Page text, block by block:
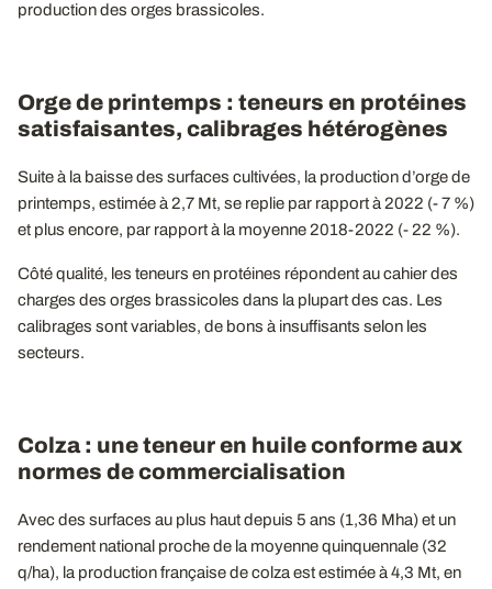
production des orges brassicoles.
Orge de printemps : teneurs en protéines
satisfaisantes, calibrages hétérogènes
Suite à la baisse des surfaces cultivées, la production d’orge de
printemps, estimée à 2,7 Mt, se replie par rapport à 2022 (- 7 %)
et plus encore, par rapport à la moyenne 2018-2022 (- 22 %).
Côté qualité, les teneurs en protéines répondent au cahier des
charges des orges brassicoles dans la plupart des cas. Les
calibrages sont variables, de bons à insuffisants selon les
secteurs.
Colza : une teneur en huile conforme aux
normes de commercialisation
Avec des surfaces au plus haut depuis 5 ans (1,36 Mha) et un
rendement national proche de la moyenne quinquennale (32
q/ha), la production française de colza est estimée à 4,3 Mt, en